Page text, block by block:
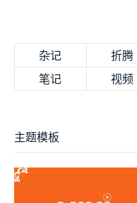
杂记 折腾
笔记
视频
主题模板